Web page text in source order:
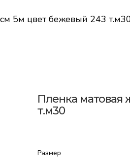
5м цвет бежевый 243
Пленка
т.м30
Размер